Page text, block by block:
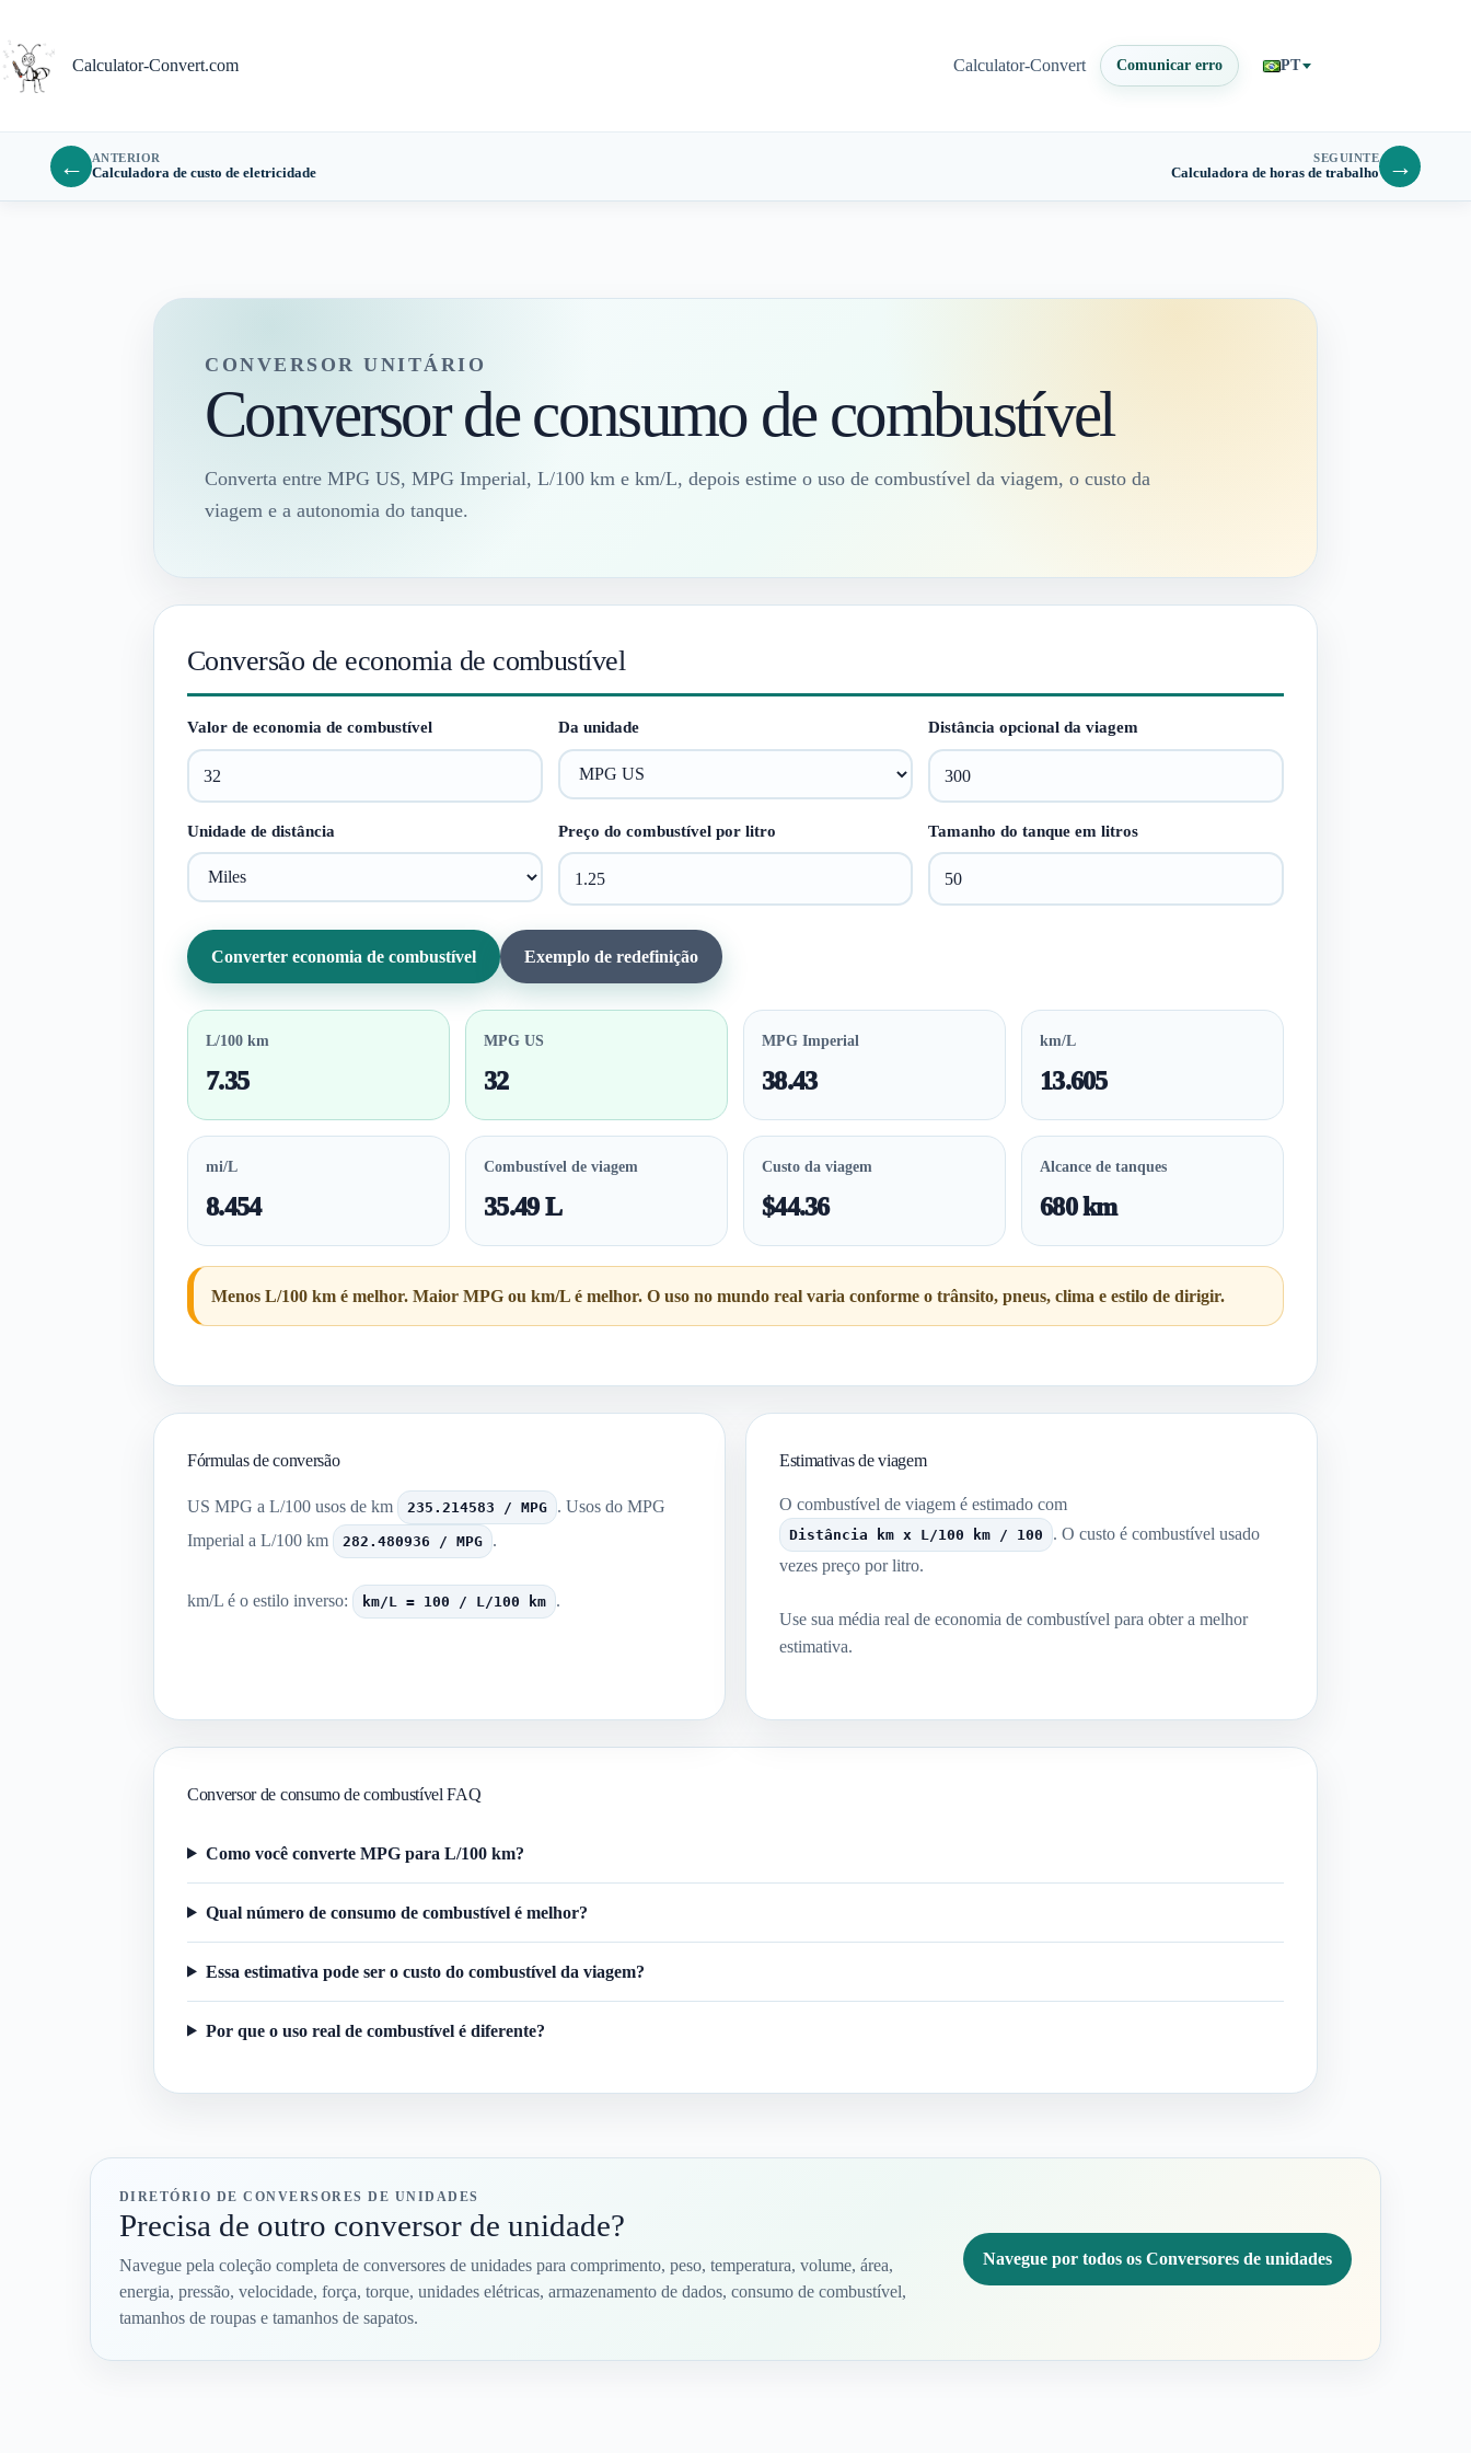
o
conteúdo
Calculator-Convert.com Calculator-Convert Comunicar erro PT
← ANTERIOR
Calculadora de custo de eletricidade
SEGUINTE
Calculadora de horas de trabalho →
CONVERSOR UNITÁRIO
Conversor de consumo de combustível
Converta entre MPG US, MPG Imperial, L/100 km e km/L, depois estime o uso de combustível da viagem, o custo da
viagem e a autonomia do tanque.
Conversão de economia de combustível
Valor de economia de combustível Da unidade Distância opcional da viagem
Unidade de distância Preço do combustível por litro Tamanho do tanque em litros
Converter economia de combustível Exemplo de redefinição
L/100 km
7.35
MPG US
32
MPG Imperial
38.43
km/L
13.605
mi/L
8.454
Combustível de viagem
35.49 L
Custo da viagem
$44.36
Alcance de tanques
680 km
Menos L/100 km é melhor. Maior MPG ou km/L é melhor. O uso no mundo real varia conforme o trânsito, pneus, clima e estilo de dirigir.
Fórmulas de conversão
US MPG a L/100 usos de km 235.214583 / MPG
. Usos do MPG
Imperial a L/100 km
282.480936 / MPG .
km/L é o estilo inverso: km/L = 100 / L/100 km .
Estimativas de viagem
O combustível de viagem é estimado com
Distância km x L/100 km / 100
. O custo é combustível usado
vezes preço por litro.
Use sua média real de economia de combustível para obter a melhor
estimativa.
Conversor de consumo de combustível FAQ
Como você converte MPG para L/100 km?
Qual número de consumo de combustível é melhor?
Essa estimativa pode ser o custo do combustível da viagem?
Por que o uso real de combustível é diferente?
DIRETÓRIO DE CONVERSORES DE UNIDADES
Precisa de outro conversor de unidade?
Navegue pela coleção completa de conversores de unidades para comprimento, peso, temperatura, volume, área,
energia, pressão, velocidade, força, torque, unidades elétricas, armazenamento de dados, consumo de combustível,
tamanhos de roupas e tamanhos de sapatos.
Navegue por todos os Conversores de unidades